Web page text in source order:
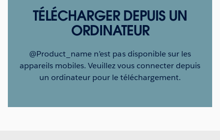
TÉLÉCHARGER DEPUIS UN
ORDINATEUR
@Product_name n’est pas disponible sur les
appareils mobiles. Veuillez vous connecter depuis
un ordinateur pour le téléchargement.